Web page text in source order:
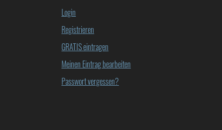
Login
Registrieren
GRATIS eintragen
Meinen Eintrag bearbeiten
Passwort vergessen?